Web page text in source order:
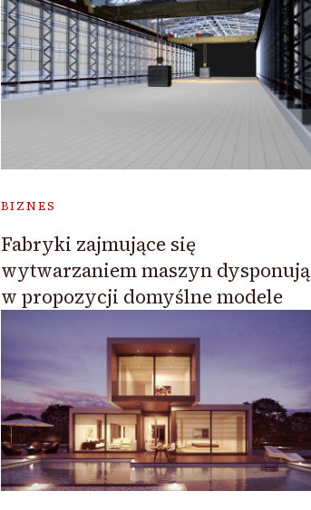
BIZNES
Fabryki zajmujące się
wytwarzaniem maszyn dysponują
w propozycji domyślne modele